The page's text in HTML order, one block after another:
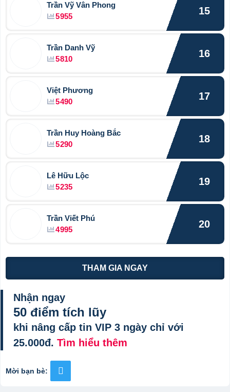
Trần Vỹ Vân Phong
5955
15
Trần Danh Vỹ
5810
16
Việt Phương
5490
17
Trần Huy Hoàng Bắc
5290
18
Lê Hữu Lộc
5235
19
Trần Viết Phú
4995
20
THAM GIA NGAY
Nhận ngay
50 điểm tích lũy
khi nâng cấp tin VIP 3 ngày chỉ với
25.000đ.Tìm hiểu thêm
Mời bạn bè: